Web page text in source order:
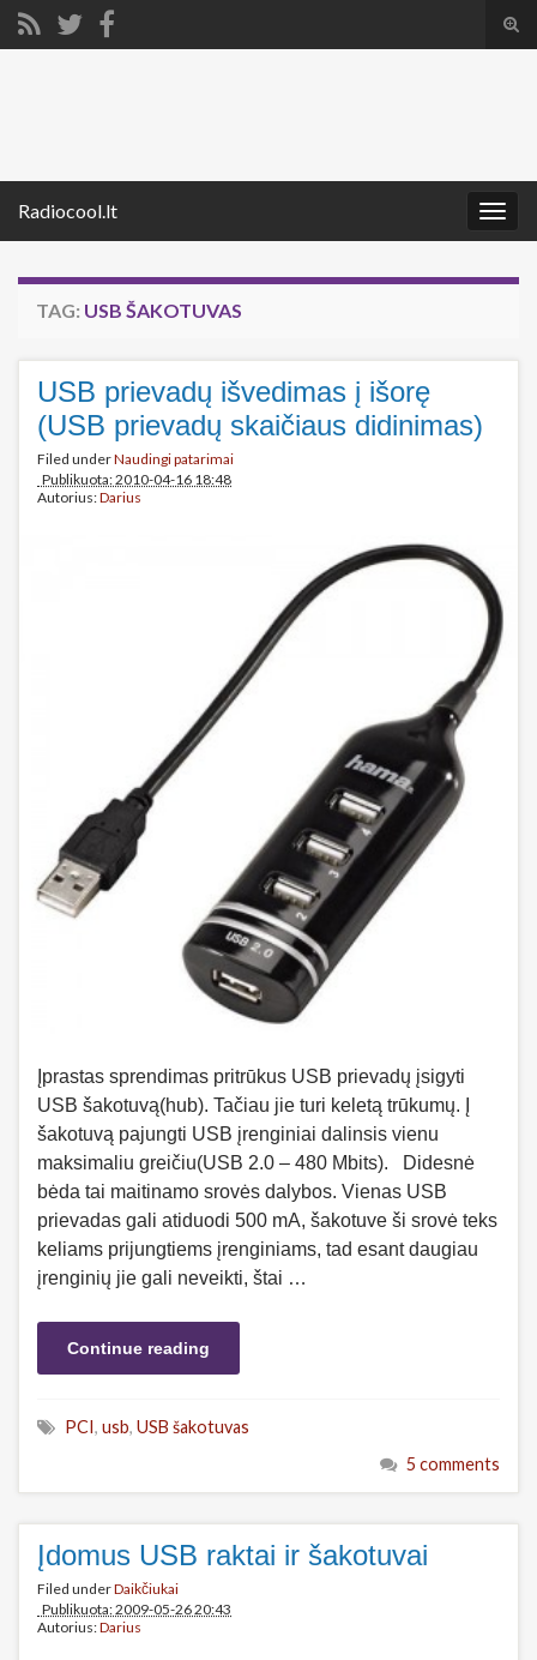
Radiocool.lt
TAG: USB ŠAKOTUVAS
USB prievadų išvedimas į išorę
(USB prievadų skaičiaus didinimas)
Filed underNaudingi patarimai
Publikuota: 2010-04-16 18:48
Autorius:Darius
Įprastas sprendimas pritrūkus USB prievadų įsigyti
USB šakotuvą(hub). Tačiau jie turi keletą trūkumų. Į
šakotuvą pajungti USB įrenginiai dalinsis vienu
maksimaliu greičiu(USB 2.0 – 480 Mbits). Didesnė
bėda tai maitinamo srovės dalybos. Vienas USB
prievadas gali atiduodi 500 mA, šakotuve ši srovė teks
keliams prijungtiems įrenginiams, tad esant daugiau
įrenginių jie gali neveikti, štai …
Continue reading
PCI, usb, USB šakotuvas
5 comments
Įdomus USB raktai ir šakotuvai
Filed underDaikčiukai
Publikuota: 2009-05-26 20:43
Autorius:Darius